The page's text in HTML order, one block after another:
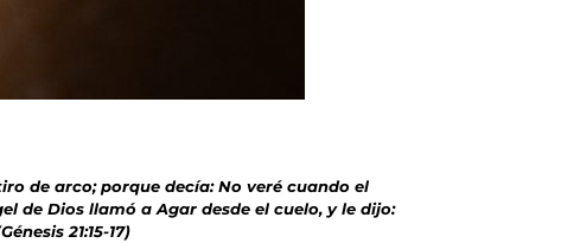
de arco; porque decía: No veré cuando el
de Dios llamó a Agar desde el cuelo, y le dijo:
21:15-17)